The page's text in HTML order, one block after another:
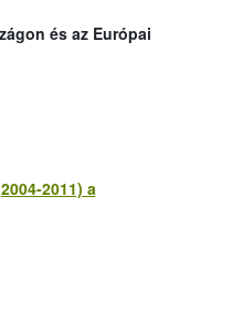
és az Európai
2011) a